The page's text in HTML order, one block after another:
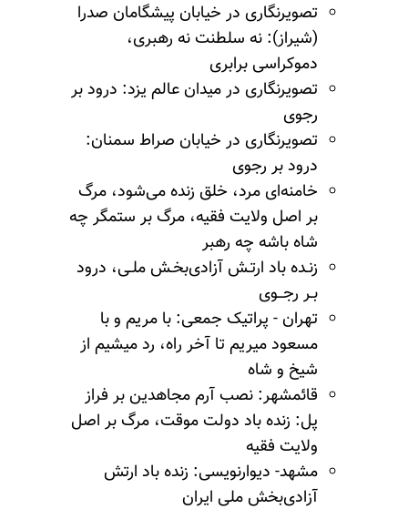
تصویرنگاری در خیابان پیشگامان صدرا
(شیراز): نه سلطنت نه رهبری،
دموکراسی برابری
تصویرنگاری در میدان عالم یزد: درود بر
رجوی
تصویرنگاری در خیابان صراط سمنان:
درود بر رجوی
خامنه‌ای مرد، خلق زنده می‌شود، مرگ
بر اصل ولایت فقیه، مرگ بر ستمگر چه
شاه باشه چه رهبر
زنـده باد ارتـش آزادی‌بخـش ملـی، درود
بـر رجــوی
تهران - پراتیک جمعی: با مریم و با
مسعود میریمتا آخر راه، رد میشیم از
شیخ و شاه
قائمشهر: نصب آرم مجاهدین بر فراز
پل: زنده باد دولت موقت، مرگ بر اصل
ولایت فقیه
مشهد- دیوارنویسی: زنده باد ارتش
آزادی‌بخش ملی ایران